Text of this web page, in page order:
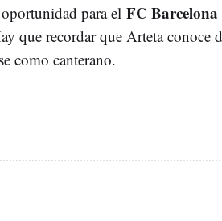
para el FC Barcelona
que recordar que Arteta conoce
como canterano.